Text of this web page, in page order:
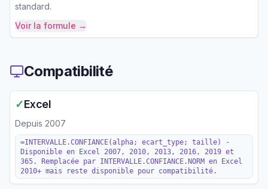
standard.
Voir la formule →
Compatibilité
✓Excel
Depuis 2007
=INTERVALLE.CONFIANCE(alpha; ecart_type; taille) -
Disponible en Excel 2007, 2010, 2013, 2016, 2019 et
365. Remplacée par INTERVALLE.CONFIANCE.NORM en Excel
2010+ mais reste disponible pour compatibilité.